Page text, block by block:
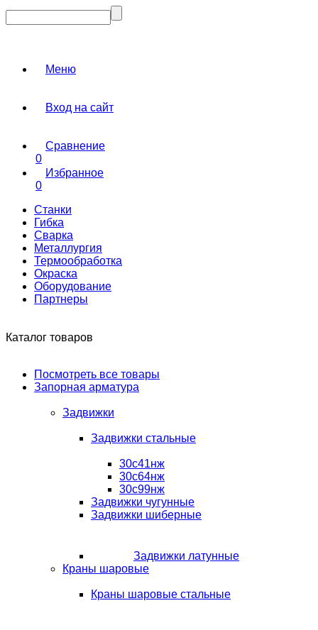
Меню
Вход на сайт
Сравнение
0
Избранное
0
Станки
Гибка
Сварка
Металлургия
Термообработка
Окраска
Оборудование
Партнеры
Каталог товаров
Посмотреть все товары
Запорная арматура
Задвижки
Задвижки стальные
30с41нж
30с64нж
30с99нж
Задвижки чугунные
Задвижки шиберные
Задвижки латунные
Краны шаровые
Краны шаровые стальные